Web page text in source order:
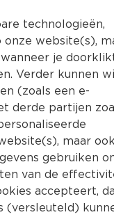
en
technologieën,
website(s),
je
Verder kunnen
(zoals een e-
derde partijen
maar ook
gebruiken
van de
accepteert,
(versleuteld)